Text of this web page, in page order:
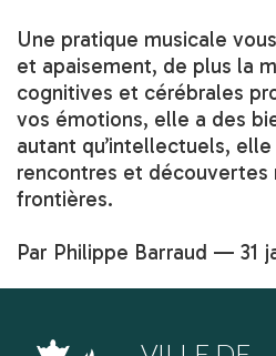
Une pratique musicale
et apaisement, de plus la
cognitives et cérébrales
vos émotions, elle a des
autant qu’intellectuels,
rencontres et découvertes
frontières.
Par Philippe Barraud — 31